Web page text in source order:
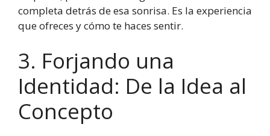
completa detrás de esa sonrisa. Es la experiencia
que ofreces y cómo te haces sentir.
3. Forjando una
Identidad: De la Idea al
Concepto